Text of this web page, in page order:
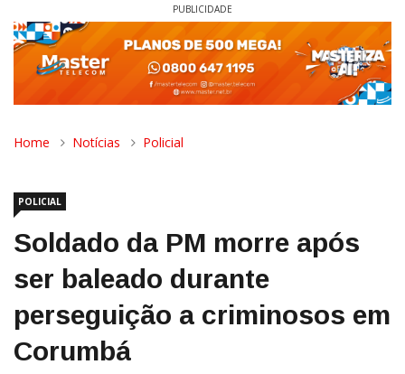
PUBLICIDADE
Home Notícias Policial
POLICIAL
Soldado da PM morre após
ser baleado durante
perseguição a criminosos em
Corumbá